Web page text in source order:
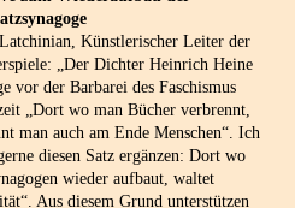
Künstlerischer Leiter der
„Der Dichter Heinrich Heine
vor der Barbarei des Faschismus
„Dort wo man Bücher verbrennt,
man auch am Ende Menschen“. Ich
diesen Satz ergänzen: Dort wo
wieder aufbaut, waltet
Aus diesem Grund unterstützen